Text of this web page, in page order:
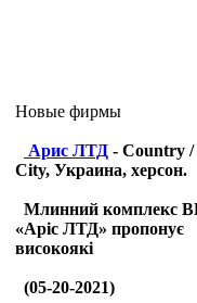
Новые фирмы
Арис ЛТД - Country /
City, Украина, херсон.
Млинний комплекс
«Аріс ЛТД» пропонує
високоякі
(05-20-2021)